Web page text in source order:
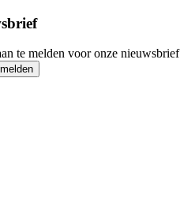
te melden voor onze nieuwsbrief